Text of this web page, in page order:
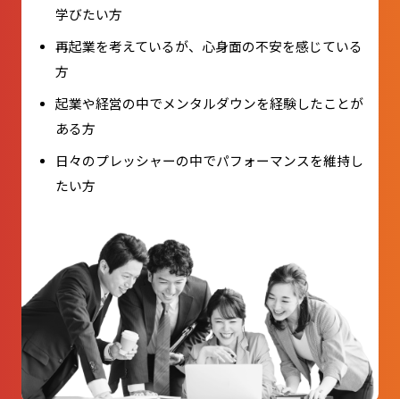
学びたい方
再起業を考えているが、心身面の不安を感じている
方
起業や経営の中でメンタルダウンを経験したことが
ある方
日々のプレッシャーの中でパフォーマンスを維持し
たい方